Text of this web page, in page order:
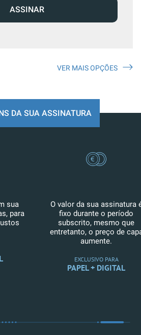
ASSINAR
VER MAIS OPÇÕES
DA SUA ASSINATURA
sua
para
O valor da sua assinatura
fixo durante o período
subscrito, mesmo que
entretanto, o preço de
aumente.
EXCLUSIVO PARA
PAPEL + DIGITAL